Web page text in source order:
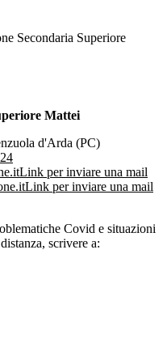
Secondaria Superiore
Mattei
d'Arda (PC)
Link per inviare una mail
Link per inviare una mail
Covid e situazioni
scrivere a: